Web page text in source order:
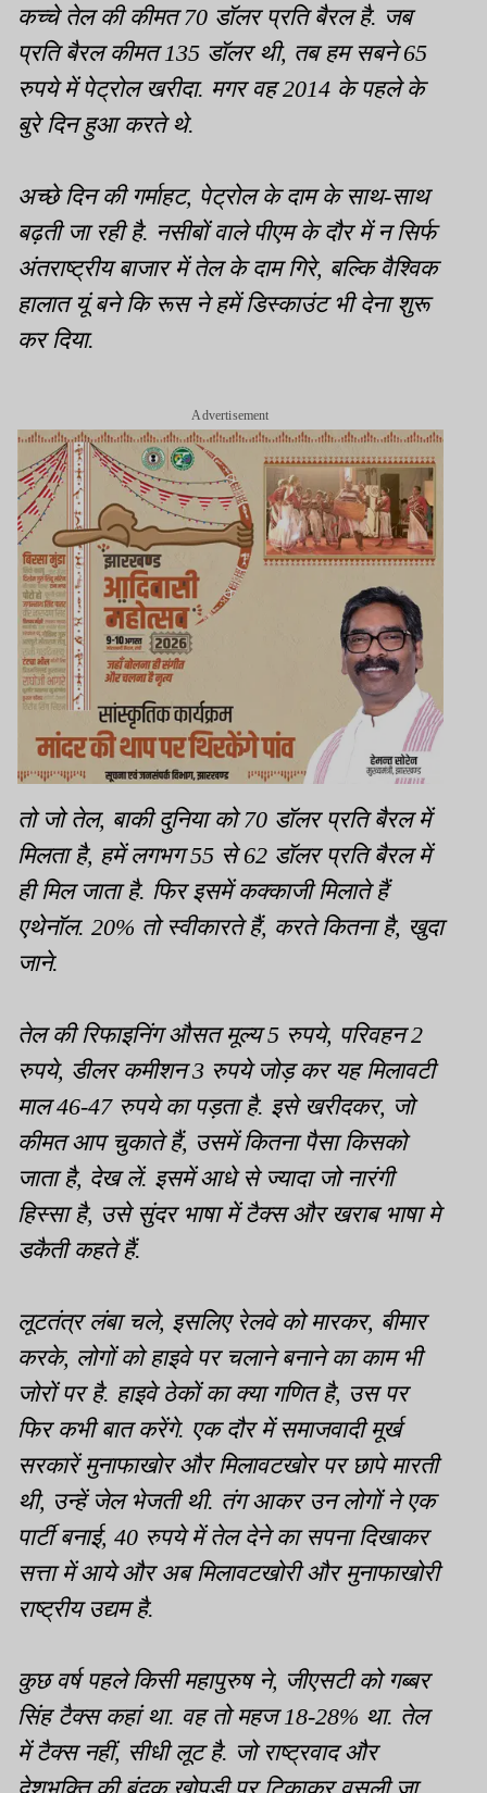
कच्चे तेल की कीमत 70 डॉलर प्रति बैरल है. जब
प्रति बैरल कीमत 135 डॉलर थी, तब हम सबने 65
रुपये में पेट्रोल खरीदा. मगर वह 2014 के पहले के
बुरे दिन हुआ करते थे.
अच्छे दिन की गर्माहट, पेट्रोल के दाम के साथ-साथ
बढ़ती जा रही है. नसीबों वाले पीएम के दौर में न सिर्फ
अंतराष्ट्रीय बाजार में तेल के दाम गिरे, बल्कि वैश्विक
हालात यूं बने कि रूस ने हमें डिस्काउंट भी देना शुरू
कर दिया.
Advertisement
तो जो तेल, बाकी दुनिया को 70 डॉलर प्रति बैरल में
मिलता है, हमें लगभग 55 से 62 डॉलर प्रति बैरल में
ही मिल जाता है. फिर इसमें कक्काजी मिलाते हैं
एथेनॉल. 20% तो स्वीकारते हैं, करते कितना है, खुदा
जाने.
तेल की रिफाइनिंग औसत मूल्य 5 रुपये, परिवहन 2
रुपये, डीलर कमीशन 3 रुपये जोड़ कर यह मिलावटी
माल 46-47 रुपये का पड़ता है. इसे खरीदकर, जो
कीमत आप चुकाते हैं, उसमें कितना पैसा किसको
जाता है, देख लें. इसमें आधे से ज्यादा जो नारंगी
हिस्सा है, उसे सुंदर भाषा में टैक्स और खराब भाषा मे
डकैती कहते हैं.
लूटतंत्र लंबा चले, इसलिए रेलवे को मारकर, बीमार
करके, लोगों को हाइवे पर चलाने बनाने का काम भी
जोरों पर है. हाइवे ठेकों का क्या गणित है, उस पर
फिर कभी बात करेंगे. एक दौर में समाजवादी मूर्ख
सरकारें मुनाफाखोर और मिलावटखोर पर छापे मारती
थी, उन्हें जेल भेजती थी. तंग आकर उन लोगों ने एक
पार्टी बनाई, 40 रुपये में तेल देने का सपना दिखाकर
सत्ता में आये और अब मिलावटखोरी और मुनाफाखोरी
राष्ट्रीय उद्यम है.
कुछ वर्ष पहले किसी महापुरुष ने, जीएसटी को गब्बर
सिंह टैक्स कहां था. वह तो महज 18-28% था. तेल
में टैक्स नहीं, सीधी लूट है. जो राष्ट्रवाद और